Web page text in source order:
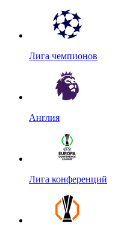
Лига чемпионов
Англия
Лига конференций